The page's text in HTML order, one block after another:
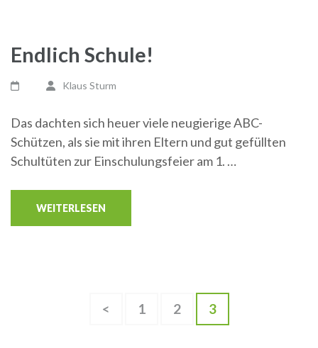
Endlich Schule!
Klaus Sturm
Das dachten sich heuer viele neugierige ABC-
Schützen, als sie mit ihren Eltern und gut gefüllten
Schultüten zur Einschulungsfeier am 1. …
WEITERLESEN
Seitennummerierung
< Seite
1 Seite
2 Seite
3